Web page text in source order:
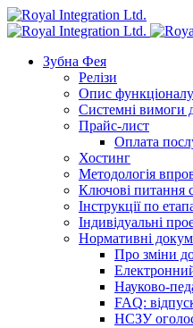
Зубна Фея
Релізи
Опис функціоналу
Системні вимоги
Прайс-лист
Оплата
Хостинг
Методологія
Ключові питання
Інструкції по
Індивідуальні
Нормативні
Про зміни
Науково-
FAQ:
НСЗУ